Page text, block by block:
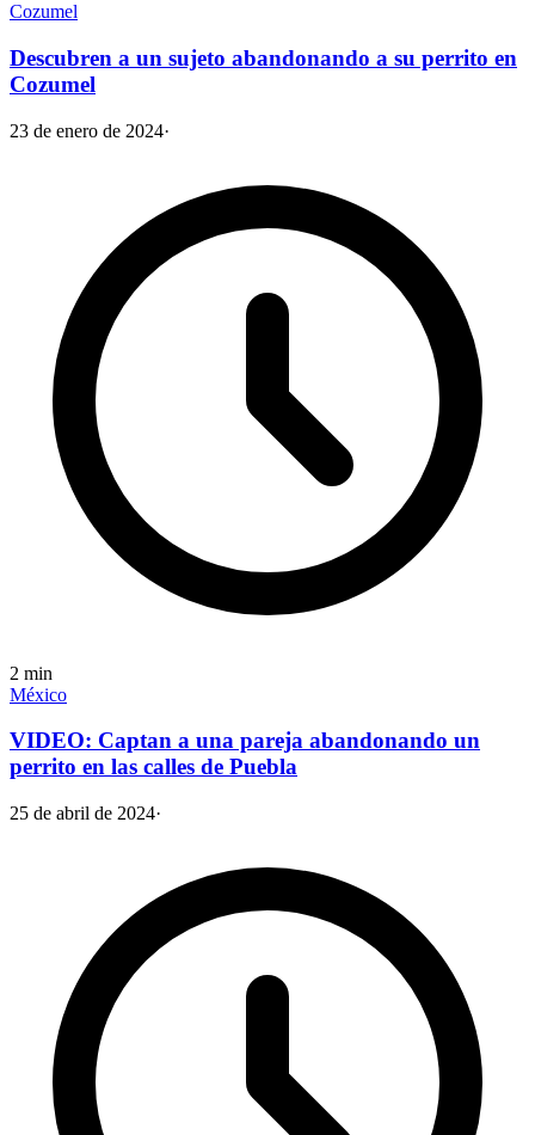
Cozumel
Descubren a un sujeto abandonando a su perrito en
Cozumel
23 de enero de 2024·
2 min
México
VIDEO: Captan a una pareja abandonando un
perrito en las calles de Puebla
25 de abril de 2024·